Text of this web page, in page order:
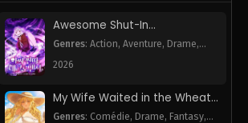
Awesome Shut-In
Necromancer
Genres:Action,Aventure, Drame,
Harem
2026
My Wife Waited in the Wheat
Fields
Genres: Comédie, Drame, Fantasy,